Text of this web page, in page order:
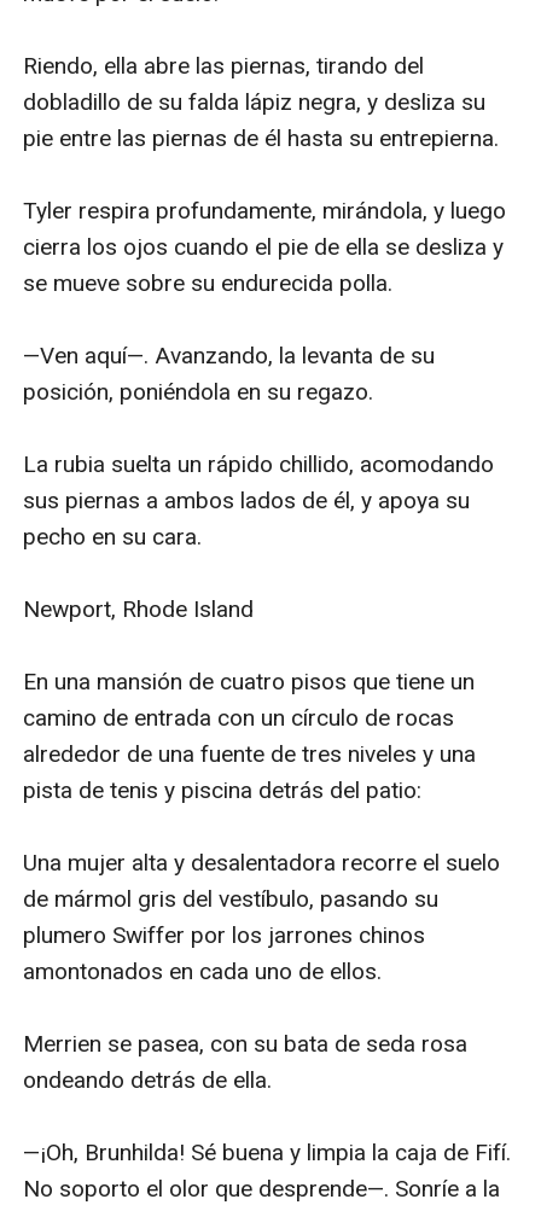
Riendo, ella abre las piernas, tirando del
dobladillo de su falda lápiz negra, y desliza su
pie entre las piernas de él hasta su entrepierna.
Tyler respira profundamente, mirándola, y luego
cierra los ojos cuando el pie de ella se desliza y
se mueve sobre su endurecida polla.
—Ven aquí—. Avanzando, la levanta de su
posición, poniéndola en su regazo.
La rubia suelta un rápido chillido, acomodando
sus piernas a ambos lados de él, y apoya su
pecho en su cara.
Newport, Rhode Island
En una mansión de cuatro pisos que tiene un
camino de entrada con un círculo de rocas
alrededor de una fuente de tres niveles y una
pista de tenis y piscina detrás del patio:
Una mujer alta y desalentadora recorre el suelo
de mármol gris del vestíbulo, pasando su
plumero Swiffer por los jarrones chinos
amontonados en cada uno de ellos.
Merrien se pasea, con su bata de seda rosa
ondeando detrás de ella.
—¡Oh, Brunhilda! Sé buena y limpia la caja de Fifí.
No soporto el olor que desprende—. Sonríe a la